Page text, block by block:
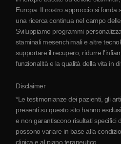
Partnership
Europa. Il nostro approccio si fonda
una ricerca continua nel campo
Sviluppiamo programmi
staminali mesenchimali e altre
supportare il recupero, ridurre
funzionalità e la qualità della vita in
Disclaimer
*Le testimonianze dei pazienti, gli
presenti su questo sito hanno
e non garantiscono risultati specifici
possono variare in base alla
clinica e al piano terapeutico.